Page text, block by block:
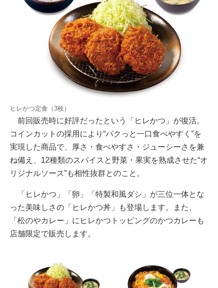
ヒレかつ定食（3枚）
前回販売時に好評だったという「ヒレかつ」が復活。
コインカットの採用により“パクっと一口食べやすく”を
実現した商品で、厚さ・食べやすさ・ジューシーさを兼
ね備え、12種類のスパイスと野菜・果実を熟成させた“オ
リジナルソース”も相性抜群とのこと。
「ヒレかつ」「卵」「特製和風ダシ」が三位一体とな
った美味しさの「ヒレかつ丼」も登場します。また、
「松のやカレー」にヒレかつトッピングのかつカレーも
店舗限定で販売します。